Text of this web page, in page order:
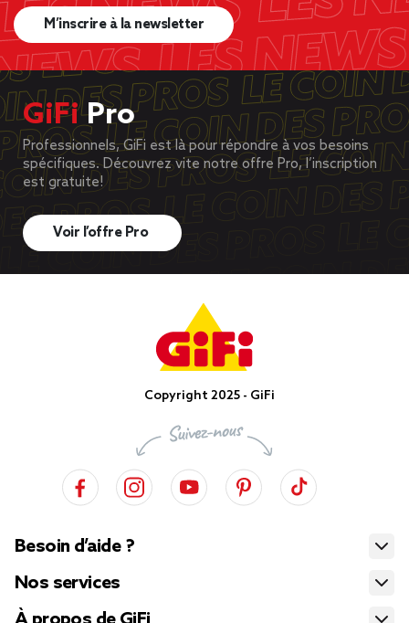
M’inscrire à la newsletter
GiFiPro
Professionnels, GiFi est là pour répondre à vos besoins
spécifiques. Découvrez vite notre offre Pro, l’inscription
est gratuite!
Voir l’offre Pro
Copyright 2025 - GiFi
Besoin d’aide ?
Nos services